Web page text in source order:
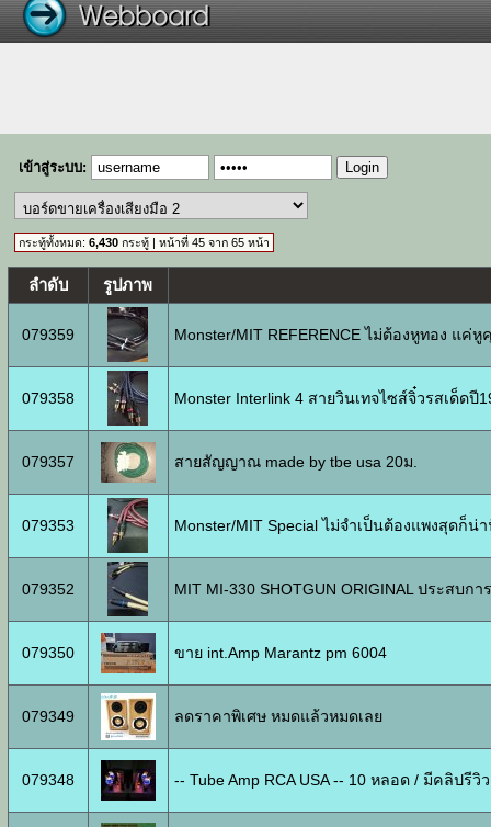
เข้าสู่ระบบ: Login
กระทู้ทั้งหมด: 6,430 กระทู้ | หน้าที่ 45 จาก 65 หน้า
ลำดับ รูปภาพ
079359 Monster/MIT REFERENCE ไม่ต้องหูทอง แค่
079358 Monster Interlink 4 สายวินเทจไซส์จิ๋วรสเด็ดปี
079357 สายสัญญาณ made by tbe usa 20ม.
079353 Monster/MIT Special ไม่จำเป็นต้องแพงสุดก็น่
079352 MIT MI-330 SHOTGUN ORIGINAL ประสบก
079350 ขาย int.Amp Marantz pm 6004
079349 ลดราคาพิเศษ หมดแล้วหมดเลย
079348 -- Tube Amp RCA USA -- 10 หลอด / มีคลิปรีวิว